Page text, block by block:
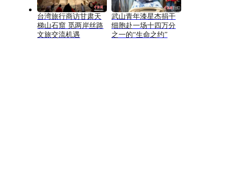
台湾旅行商访甘肃天
梯山石窟 觅两岸丝路
文旅交流机遇
武山青年漆星杰捐干
细胞赴一场十四万分
之一的“生命之约”